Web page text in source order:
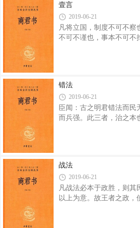
出为道。民众而无制，久
人承之，作为土地、货财
不可，故立禁；禁立而莫
而莫之一，不可，故立君
壹言
2019-06-21
凡将立国，制度不可不察
不可不谨也，事本不可不
私门而功立矣。故民之喜
之士，而下辩说技艺之民
务，其家必富，而身显于
致民力；私劳不显于国，
错法
2019-06-21
臣闻：古之明君错法而民
而兵强。此三者，治之本
所道，存亡之机也。夫削
过也。 三王五霸，其所
者，其所道明也。是以明
劳，赏必加于其功。功赏
战法
2019-06-21
凡战法必本于政胜，则其
以上为意。故王者之政，